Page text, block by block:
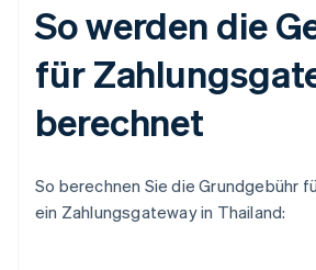
So werden die
für
berechnet
So berechnen Sie die Grundgebühr
ein Zahlungsgateway in Thailand: